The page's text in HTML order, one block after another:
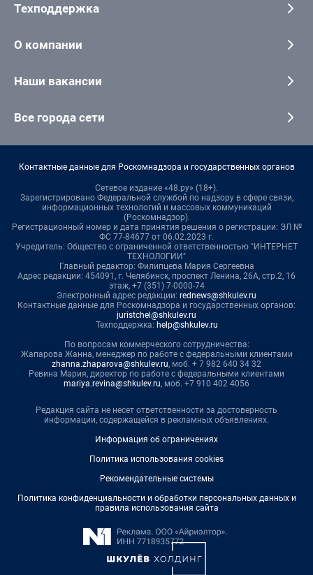
Техподдержка
О компании
Наши вакансии
Все города сети
Контактные данные для Роскомнадзора и государственных органов
Сетевое издание «48.ру» (18+).
Зарегистрировано Федеральной службой по надзору в сфере связи,
информационных технологий и массовых коммуникаций
(Роскомнадзор).
Регистрационный номер и дата принятия решения о регистрации: ЭЛ №
ФС 77-84677 от 06.02.2023 г.
Учредитель: Общество с ограниченной ответственностью "ИНТЕРНЕТ
ТЕХНОЛОГИИ"
Главный редактор: Филипцева Мария Сергеевна
Адрес редакции: 454091, г. Челябинск, проспект Ленина, 26А, стр.2, 16
этаж, +7 (351) 7-0000-74
Электронный адрес редакции: rednews@shkulev.ru
Контактные данные для Роскомнадзора и государственных органов:
juristchel@shkulev.ru
Техподдержка: help@shkulev.ru
По вопросам коммерческого сотрудничества:
Жапарова Жанна, менеджер по работе с федеральными клиентами
zhanna.zhaparova@shkulev.ru, моб. + 7 982 640 34 32
Ревина Мария, директор по работе с федеральными клиентами
mariya.revina@shkulev.ru, моб. +7 910 402 4056
Редакция сайта не несет ответственности за достоверность
информации, содержащейся в рекламных объявлениях.
Информация об ограничениях
Политика использования cookies
Рекомендательные системы
Политика конфиденциальности и обработки персональных данных и
правила использования сайта